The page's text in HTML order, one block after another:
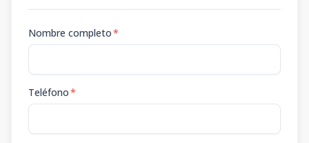
Nombre completo*
Teléfono*